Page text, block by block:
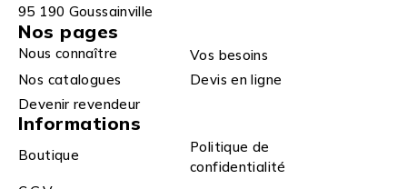
95 190 Goussainville
Nos pages
Nous connaître
Vos besoins
Nos catalogues
Devis en ligne
Devenir revendeur
Informations
Boutique
Politique de
confidentialité